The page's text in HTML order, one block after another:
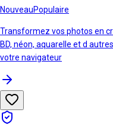
NouveauPopulaire
Transformez vos photos en
BD, néon, aquarelle et d
votre navigateur